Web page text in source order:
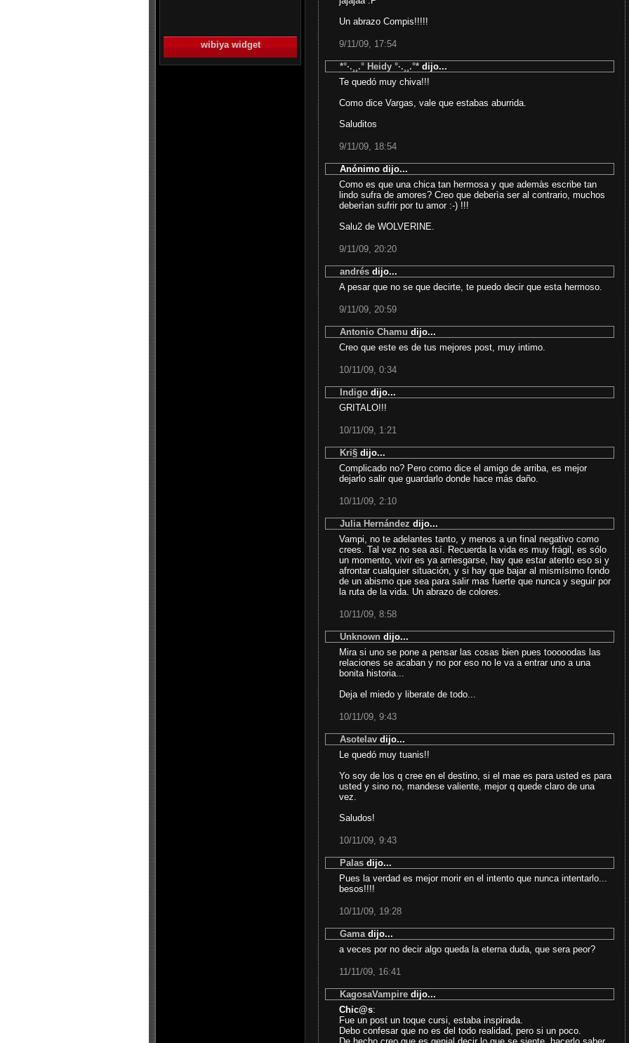
wibiya widget
Un abrazo Compis!!!!!
9/11/09, 17:54
*°·.¸¸.° Heidy °·.¸¸.°* dijo...
Te quedó muy chiva!!!
Como dice Vargas, vale que estabas aburrida.
Saluditos
9/11/09, 18:54
Anónimo dijo...
Como es que una chica tan hermosa y que ademàs escribe tan
lindo sufra de amores? Creo que deberìa ser al contrario, muchos
deberìan sufrir por tu amor :-) !!!
Salu2 de WOLVERINE.
9/11/09, 20:20
andrés dijo...
A pesar que no se que decirte, te puedo decir que esta hermoso.
9/11/09, 20:59
Antonio Chamu dijo...
Creo que este es de tus mejores post, muy intimo.
10/11/09, 0:34
Indigo dijo...
GRITALO!!!
10/11/09, 1:21
Kri§ dijo...
Complicado no? Pero como dice el amigo de arriba, es mejor
dejarlo salir que guardarlo donde hace más daño.
10/11/09, 2:10
Julia Hernández dijo...
Vampi, no te adelantes tanto, y menos a un final negativo como
crees. Tal vez no sea así. Recuerda la vida es muy frágil, es sólo
un momento, vivir es ya arriesgarse, hay que estar atento eso si y
afrontar cualquier situación, y si hay que bajar al mismísimo fondo
de un abismo que sea para salir mas fuerte que nunca y seguir por
la ruta de la vida. Un abrazo de colores.
10/11/09, 8:58
Unknown dijo...
Mira si uno se pone a pensar las cosas bien pues tooooodas las
relaciones se acaban y no por eso no le va a entrar uno a una
bonita historia...
Deja el miedo y liberate de todo...
10/11/09, 9:43
Asotelav dijo...
Le quedó muy tuanis!!
Yo soy de los q cree en el destino, si el mae es para usted es para
usted y sino no, mandese valiente, mejor q quede claro de una
vez.
Saludos!
10/11/09, 9:43
Palas dijo...
Pues la verdad es mejor morir en el intento que nunca intentarlo...
besos!!!!
10/11/09, 19:28
Gama dijo...
a veces por no decir algo queda la eterna duda, que sera peor?
11/11/09, 16:41
KagosaVampire dijo...
Chic@s:
Fue un post un toque cursi, estaba inspirada.
Debo confesar que no es del todo realidad, pero si un poco.